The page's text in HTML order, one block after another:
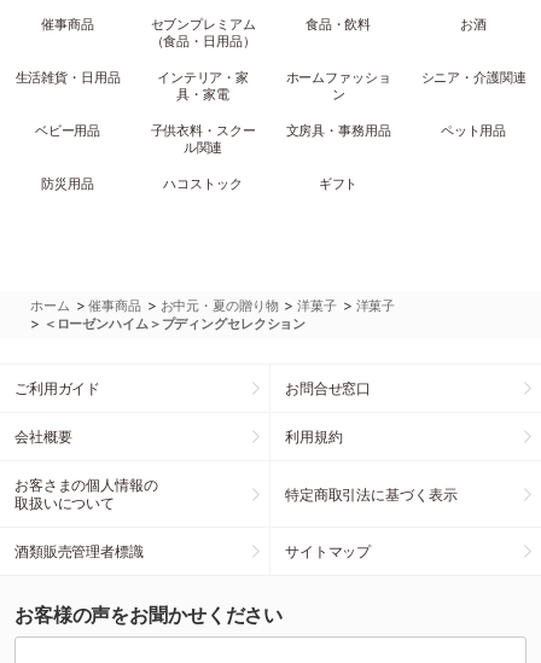
催事商品
セブンプレミアム
（食品・日用品）
食品・飲料 お酒
生活雑貨・日用品
インテリア・家
具・家電
ホームファッショ
ン
シニア・介護関連
ベビー用品
子供衣料・スクー
ル関連
文房具・事務用品 ペット用品
防災用品 ハコストック ギフト
ホーム >催事商品 > お中元・夏の贈り物 >洋菓子 > 洋菓子
> ＜ローゼンハイム＞プディングセレクション
ご利用ガイド お問合せ窓口
会社概要 利用規約
お客さまの個人情報の
取扱いについて
特定商取引法に基づく表示
酒類販売管理者標識 サイトマップ
お客様の声をお聞かせください